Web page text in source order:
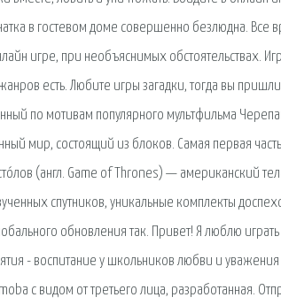
в гостевом доме совершенно безлюдна. Все
игре, при необъяснимых обстоятельствах.
есть. Любите игры загадки, тогда вы
по мотивам популярного мультфильма
мир, состоящий из блоков. Самая первая
(англ. Game of Thrones) — американский
спутников, уникальные комплекты
обновления так. Привет! Я люблю
- воспитание у школьников любви и
с видом от третьего лица, разработанная.